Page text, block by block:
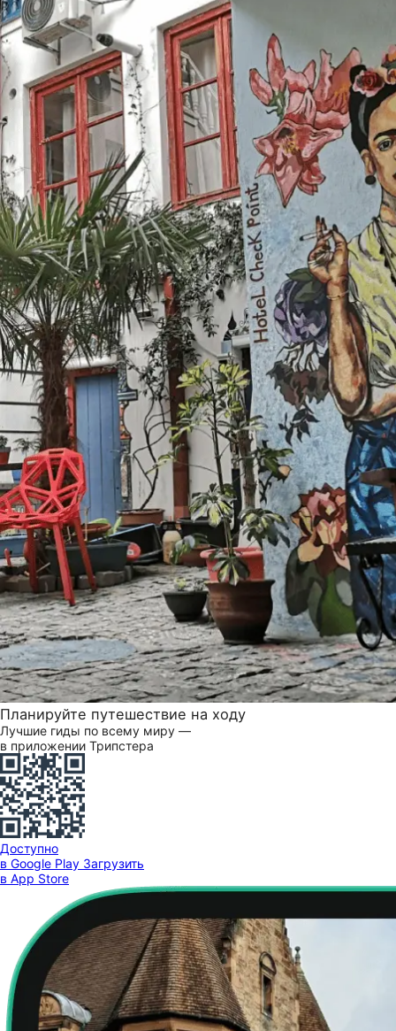
Планируйте путешествие на ходу
Лучшие гиды по всему миру —
в приложении Трипстера
Доступно
в Google Play Загрузить
в App Store